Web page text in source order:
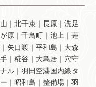
｜北千束｜長原｜洗足
原｜千鳥町｜池上｜蓮
矢口渡｜平和島｜大森
｜糀谷｜大鳥居｜穴守
ル｜羽田空港国内線タ
｜昭和島｜整備場｜羽